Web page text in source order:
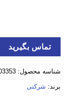
تماس بگیرید
شناسه محصول:
برند: شرکتی